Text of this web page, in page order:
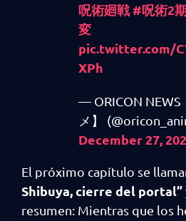
呪術廻戦 #呪術2
変
pic.twitter.com/
XPh
— ORICON NEWS
メ】
December 27,
El próximo capítulo se
Shibuya, cierre del portal”
resumen: Mientras que los